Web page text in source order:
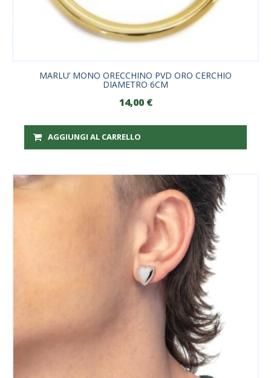
MARLU’ MONO ORECCHINO PVD ORO CERCHIO
DIAMETRO 6CM
14,00 €
AGGIUNGI AL CARRELLO